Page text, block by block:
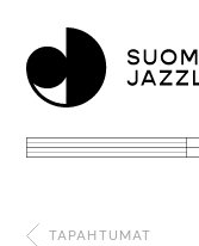
TAPAHTUMAT